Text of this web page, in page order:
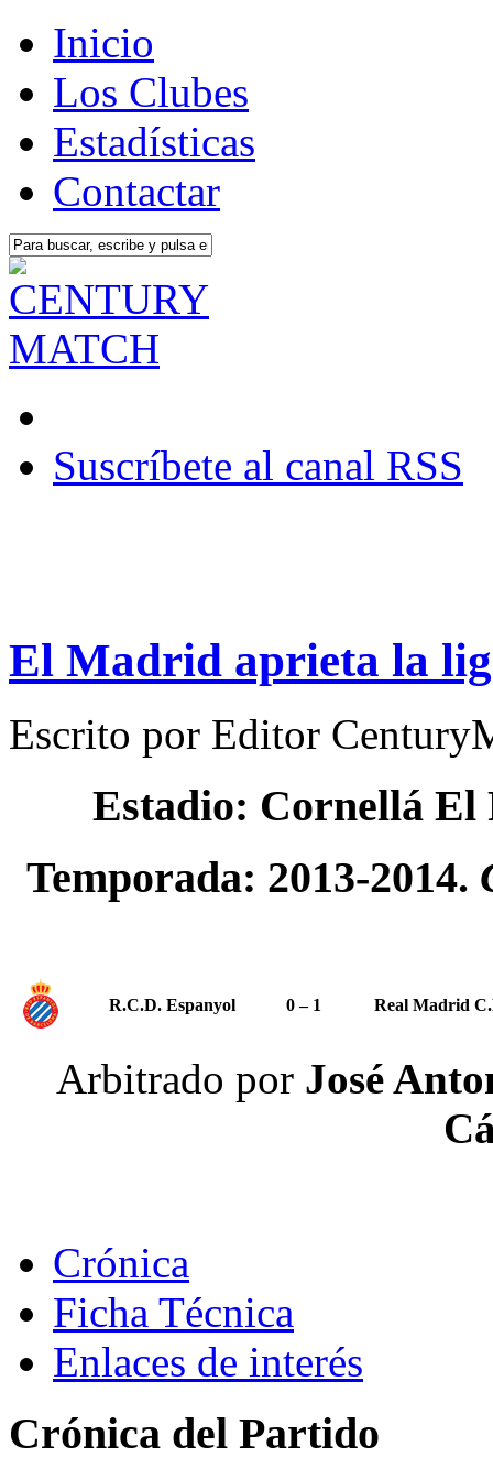
Inicio
Los Clubes
Estadísticas
Contactar
Suscríbete al canal RSS
El Madrid aprieta la
Escrito por Editor
Estadio: Cornellá
Temporada: 2013-2014.
R.C.D. Espanyol 0 – 1 Real Madrid
Arbitrado por José
Crónica
Ficha Técnica
Enlaces de interés
Crónica del Partido